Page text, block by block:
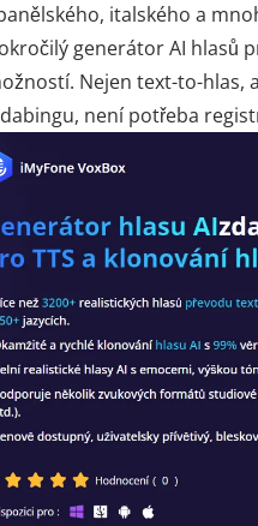
italského a
generátor AI hlasů
Nejen text-to-hlas,
není potřeba